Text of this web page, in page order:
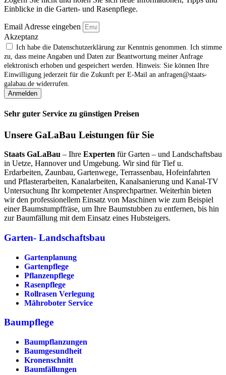
Einblicke in die Garten- und Rasenpflege.
Email Adresse eingeben
Akzeptanz
Ich habe die Datenschutzerklärung zur Kenntnis genommen. Ich stimme
zu, dass meine Angaben und Daten zur Beantwortung meiner Anfrage
elektronisch erhoben und gespeichert werden. Hinweis: Sie können Ihre
Einwilligung jederzeit für die Zukunft per E‑Mail an anfragen@staats-
galabau.de widerrufen.
Anmelden
Sehr guter Service zu günstigen Preisen
Unsere GaLaBau Leistungen für Sie
Staats GaLaBau – Ihre Experten für Garten – und Landschaftsbau
in Uetze, Hannover und Umgebung. Wir sind für Tief u.
Erdarbeiten, Zaunbau, Gartenwege, Terrassenbau, Hofeinfahrten
und Pflasterarbeiten, Kanalarbeiten, Kanalsanierung und Kanal-TV
Untersuchung Ihr kompetenter Ansprechpartner. Weiterhin bieten
wir den professionellem Einsatz von Maschinen wie zum Beispiel
einer Baumstumpffräse, um Ihre Baumstubben zu entfernen, bis hin
zur Baumfällung mit dem Einsatz eines Hubsteigers.
Garten- Landschaftsbau
Gartenplanung
Gartenpflege
Pflanzenpflege
Rasenpflege
Rollrasen Verlegung
Mähroboter Service
Baumpflege
Baumpflanzungen
Baumgesundheit
Kronenschnitt
Baumfällungen